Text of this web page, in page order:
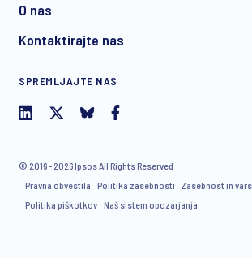
O nas
Kontaktirajte nas
SPREMLJAJTE NAS
© 2016 - 2026 Ipsos All Rights Reserved
Pravna obvestila
Politika zasebnosti
Zasebnost in
Politika piškotkov Naš sistem opozarjanja